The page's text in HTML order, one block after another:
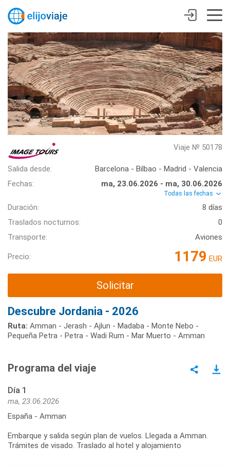
Viaje № 50178
Salida desde:
Barcelona - Bilbao - Madrid - Valencia
Fechas:
ma, 23.06.2026 - ma, 30.06.2026
Todas las fechas
Duración:
8 días
Traslados nocturnos:
0
Transporte:
Aviones
Precio: 1179 EUR
Solicitar
Descubre Jordania - 2026
Ruta: Amman - Jerash - Ajlun - Madaba - Monte Nebo -
Pequeña Petra - Petra - Wadi Rum - Mar Muerto - Amman
Programa del viaje
Día 1
ma, 23.06.2026
España - Amman
Embarque y salida según plan de vuelos. Llegada a Amman.
Trámites de visado. Traslado al hotel y alojamiento